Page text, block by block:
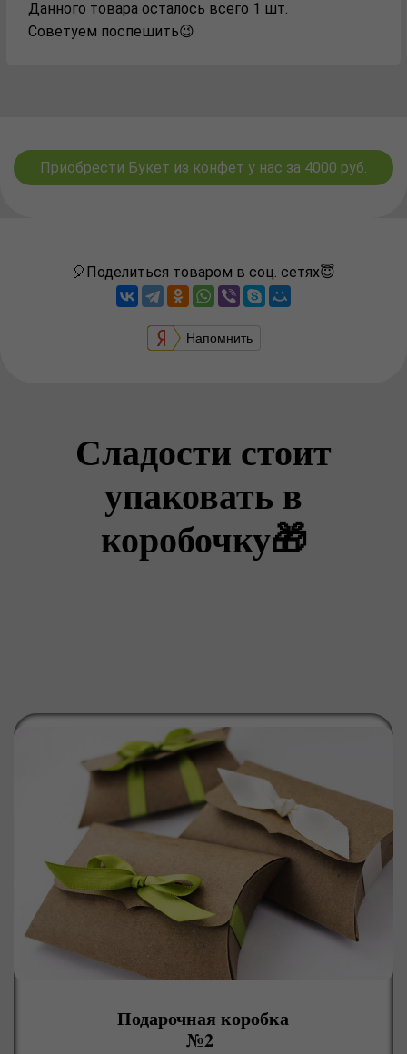
Данного товара осталось всего 1 шт.
Советуем поспешить😉
Приобрести Букет из конфет у нас за 4000 руб.
🎈Поделиться товаром в соц. сетях😇
Напомнить
Сладости стоит
упаковать в
коробочку🎁
Подарочная коробка
№2